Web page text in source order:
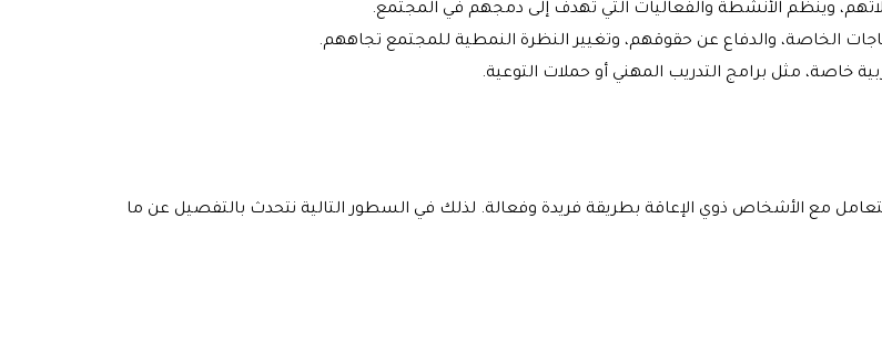
وينظم الأنشطة والفعاليات التي تهدف إلى دمجهم في المجتمع.
الخاصة، والدفاع عن حقوقهم، وتغيير النظرة النمطية للمجتمع تجاههم.
خاصة، مثل برامج التدريب المهني أو حملات التوعية.
مع الأشخاص ذوي الإعاقة بطريقة فريدة وفعالة. لذلك في السطور التالية نتحدث بالتفصيل عن ما